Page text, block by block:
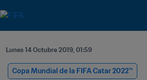
Lunes 14 Octubre 2019, 01:59
Copa Mundial de la FIFA Catar 2022™